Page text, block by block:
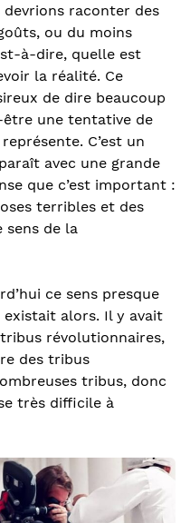
raconter des
ou du moins
à-dire, quelle est
la réalité. Ce
de dire beaucoup
une tentative de
C’est un
avec une grande
que c’est important :
terribles et des
sens de la
ce sens presque
alors. Il y avait
révolutionnaires,
des tribus
tribus, donc
très difficile à